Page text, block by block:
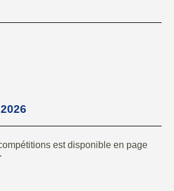
est disponible en page